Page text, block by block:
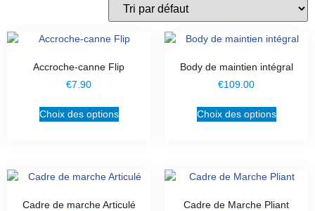
Accroche-canne Flip
€7.90
Choix des options
Body de maintien intégral
€109.00
Choix des options
Cadre de marche Articulé
Cadre de Marche Pliant